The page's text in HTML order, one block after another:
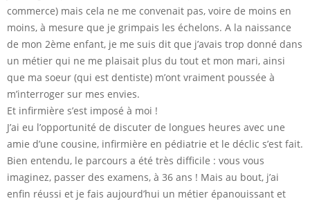
commerce) mais cela ne me convenait pas, voire de moins en
moins, à mesure que je grimpais les échelons. A la naissance
de mon 2ème enfant, je me suis dit que j’avais trop donné dans
un métier qui ne me plaisait plus du tout et mon mari, ainsi
que ma soeur (qui est dentiste) m’ont vraiment poussée à
m’interroger sur mes envies.
Et infirmière s’est imposé à moi !
J’ai eu l’opportunité de discuter de longues heures avec une
amie d’une cousine, infirmière en pédiatrie et le déclic s’est fait.
Bien entendu, le parcours a été très difficile : vous vous
imaginez, passer des examens, à 36 ans ! Mais au bout, j’ai
enfin réussi et je fais aujourd’hui un métier épanouissant et